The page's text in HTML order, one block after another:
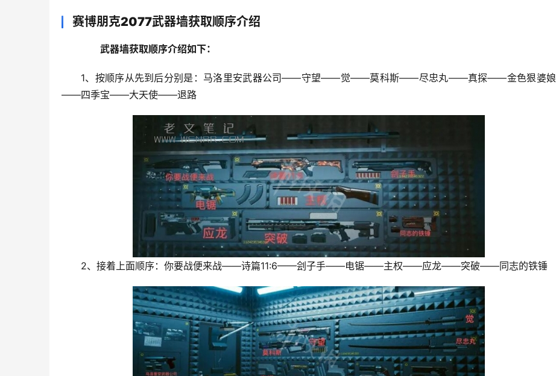
赛博朋克2077武器墙获取顺序介绍
武器墙获取顺序介绍如下：
1、按顺序从先到后分别是：马洛里安武器公司——守望——觉——莫科斯——尽忠丸——真探——金色狠婆娘
——四季宝——大天使——退路
2、接着上面顺序：你要战便来战——诗篇11:6——刽子手——电锯——主权——应龙——突破——同志的铁锤